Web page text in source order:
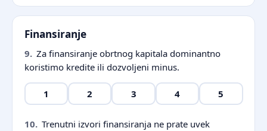
Finansiranje
9. Za finansiranje obrtnog kapitala dominantno
koristimo kredite ili dozvoljeni minus.
1 2 3 4 5
10. Trenutni izvori finansiranja ne prate uvek